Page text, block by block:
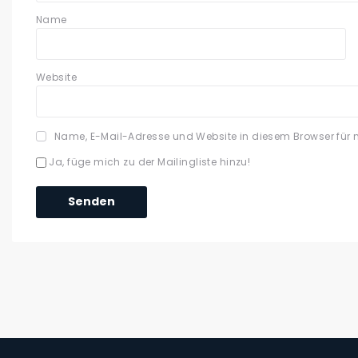
Name
Website
Name, E-Mail-Adresse und Website in diesem Browser
Ja, füge mich zu der Mailingliste hinzu!